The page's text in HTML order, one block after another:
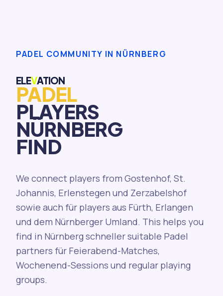
PADEL COMMUNITY IN NÜRNBERG
ELEVATION
PADEL
PLAYERS
NÜRNBERG
FIND
We connect players from Gostenhof, St.
Johannis, Erlenstegen und Zerzabelshof
sowie auch für players aus Fürth, Erlangen
und dem Nürnberger Umland. This helps you
find in Nürnberg schneller suitable Padel
partners für Feierabend-Matches,
Wochenend-Sessions und regular playing
groups.